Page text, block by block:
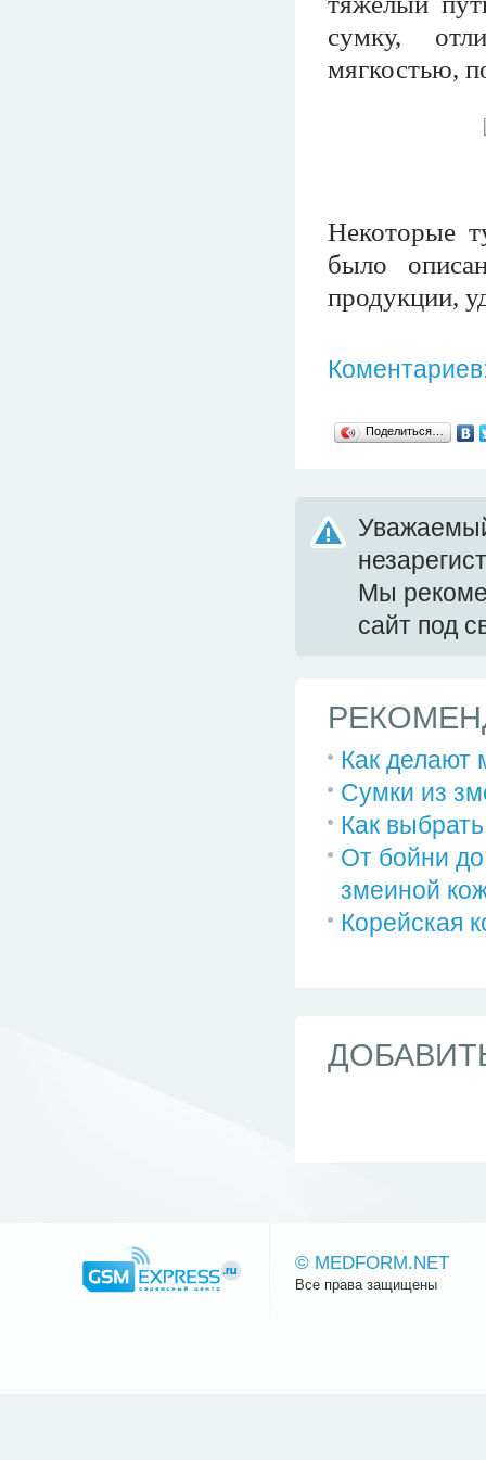
сумку,
мягкостью,
Некоторые
было
продукции,
Поделиться…
Мы
сайт под
Как делают
Сумки из
Как
От бойни до
змеиной
Корейская
© MEDFORM.NET
Все права защищены